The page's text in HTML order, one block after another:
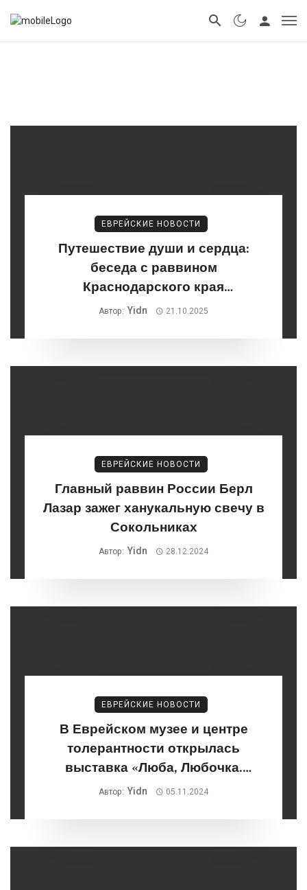
ЕВРЕЙСКИЕ НОВОСТИ
Путешествие души и сердца:
беседа с раввином
Краснодарского края
Менахемом-Мендлом Лазаром
Автор: Yidn 21.10.2025
ЕВРЕЙСКИЕ НОВОСТИ
Главный раввин России Берл
Лазар зажег ханукальную свечу в
Сокольниках
Автор: Yidn 28.12.2024
ЕВРЕЙСКИЕ НОВОСТИ
В Еврейском музее и центре
толерантности открылась
выставка «Люба, Любочка.
Любовь Сергеевна Попова.
Автор: Yidn 05.11.2024